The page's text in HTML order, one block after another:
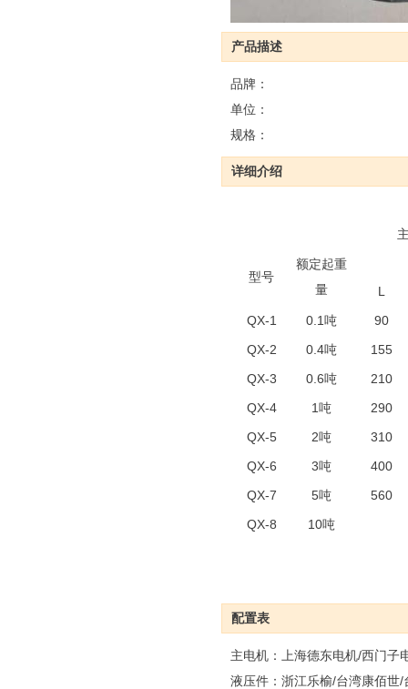
产品描述
品牌：
单位：
规格：
详细介绍
型号
额定起重
量
L
QX-1
0.1吨
90
QX-2
0.4吨
155
QX-3
0.6吨
210
QX-4
1吨
290
QX-5
2吨
310
QX-6
3吨
400
QX-7
5吨
560
QX-8
10吨
配置表
主电机：上海德东电机/西门子
液压件：浙江乐榆/台湾康佰世/